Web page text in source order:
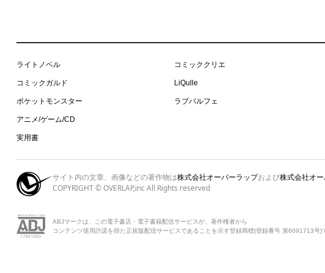
ライトノベル
コミックガルド
ポケットモンスター
アニメ/ゲーム/CD
実用書
コミッククリエ
LiQulle
ラブパルフェ
サイト内の文章、画像などの著作物は株式会社オーバーラップおよび株式会社オ
COPYRIGHT © OVERLAP,inc All Rights reserved
ABJマークは、この電子書店・電子書籍配信サービスが、著作権者から
コンテンツ使用許諾を得た正規版配信サービスであることを示す登録商標(登録番号 第6091713号)